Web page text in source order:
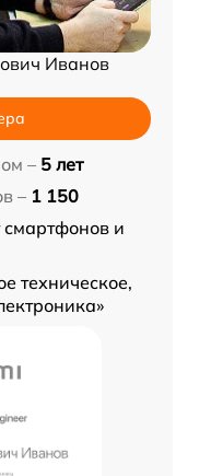
Иванов
– 5 лет
– 1 150
смартфонов и
техническое,